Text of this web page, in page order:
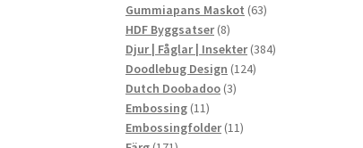
produkter
Gummiapans Maskot 6363
HDF Byggsatser 88
produkter
Djur | Fåglar | Insekter 384384
Doodlebug Design 124124
Dutch Doobadoo 33
Embossing 1111
produkter
Embossingfolder 1111